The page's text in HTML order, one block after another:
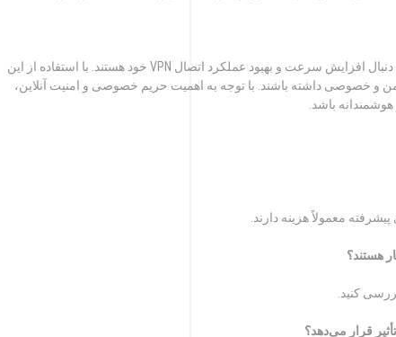
VPN Accelerator یک ابزار مفید برای کسانی است که به دنبال افزایش سرعت و بهبود عملکرد اتصال VPN خود هستند. با استفاده از این
امن و خصوصی داشته باشند. با توجه به اهمیت حریم خصوصی و امنیت آنلاین،
هستند؟
کنید.
قرار می‌دهد؟